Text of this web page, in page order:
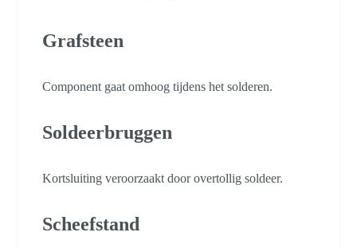
Grafsteen
Component gaat omhoog tijdens het solderen.
Soldeerbruggen
Kortsluiting veroorzaakt door overtollig soldeer.
Scheefstand